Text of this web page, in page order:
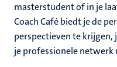
masterstudent of in je
Coach Café biedt je de
perspectieven te krijgen,
je professionele netwerk